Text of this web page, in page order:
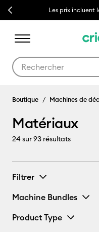
Previous Les prix incluent
Matériaux
Boutique Machines de
Matériaux
24sur 93 résultats
Filtrer
Machine Bundles
Product Type